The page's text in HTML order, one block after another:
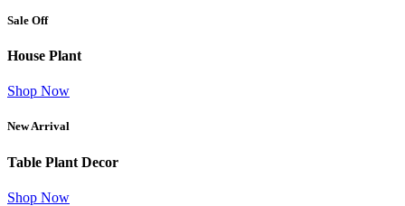
Sale Off
House Plant
Shop Now
New Arrival
Table Plant Decor
Shop Now